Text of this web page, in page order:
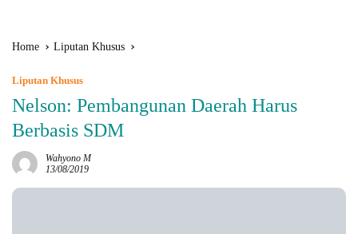
Home Liputan Khusus
Liputan Khusus
Nelson: Pembangunan Daerah Harus
Berbasis SDM
Wahyono M
13/08/2019